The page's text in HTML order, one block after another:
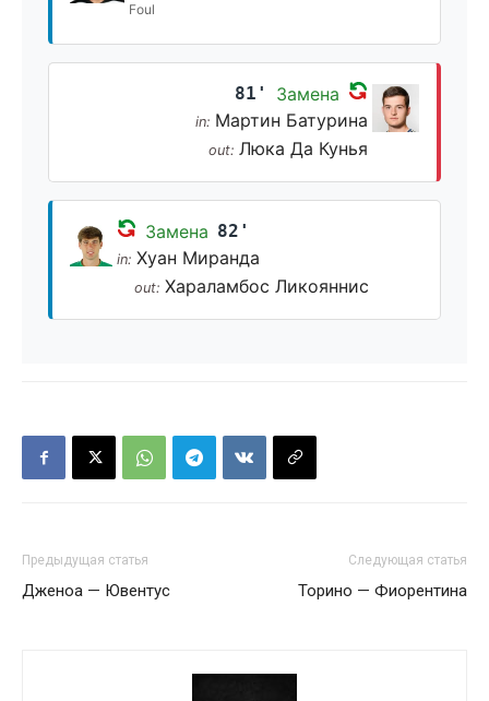
Foul
81' Замена
in: Мартин Батурина
out: Люка Да Кунья
Замена 82'
in: Хуан Миранда
out: Хараламбос Ликояннис
Предыдущая статья
Дженоа — Ювентус
Следующая статья
Торино — Фиорентина